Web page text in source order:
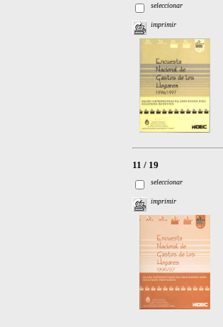
seleccionar
imprimir
11 / 19
seleccionar
imprimir